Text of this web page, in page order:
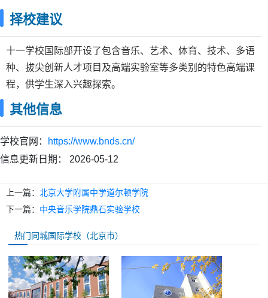
择校建议
十一学校国际部开设了包含音乐、艺术、体育、技术、多语
种、拔尖创新人才项目及高端实验室等多类别的特色高端课
程，供学生深入兴趣探索。
其他信息
学校官网：
https://www.bnds.cn/
信息更新日期：
2026-05-12
上一篇： 北京大学附属中学道尔顿学院
下一篇： 中央音乐学院鼎石实验学校
热门同城国际学校（北京市）